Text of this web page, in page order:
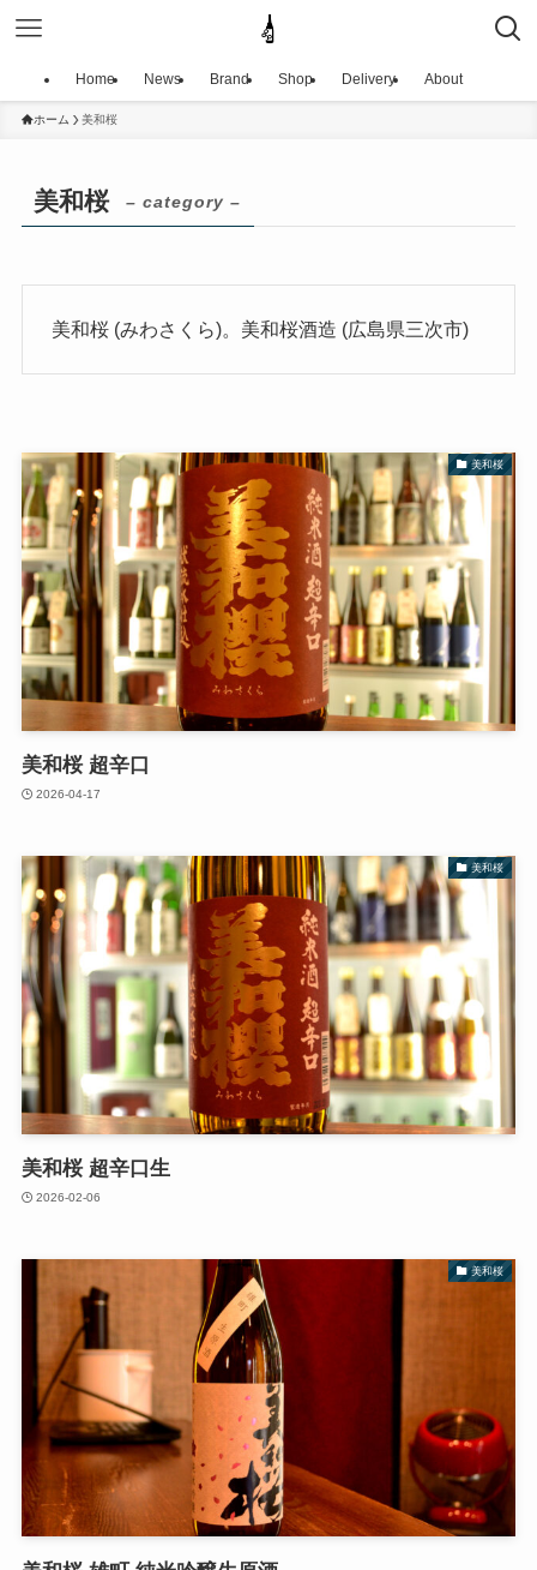
Home News Brand Shop Delivery About
ホーム 美和桜
美和桜 – category –
美和桜 (みわさくら)。美和桜酒造 (広島県三次市)
美和桜
美和桜 超辛口
2026-04-17
美和桜
美和桜 超辛口生
2026-02-06
美和桜